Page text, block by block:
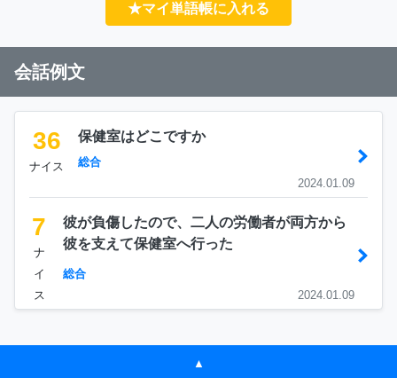
★マイ単語帳に入れる
会話例文
36
ナイス
保健室はどこですか
総合
2024.01.09
7
ナ
イ
ス
彼が負傷したので、二人の労働者が両方から
彼を支えて保健室へ行った
総合
2024.01.09
▲